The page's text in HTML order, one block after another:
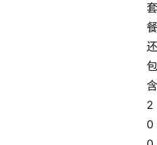
套
餐
还
包
含
2
0